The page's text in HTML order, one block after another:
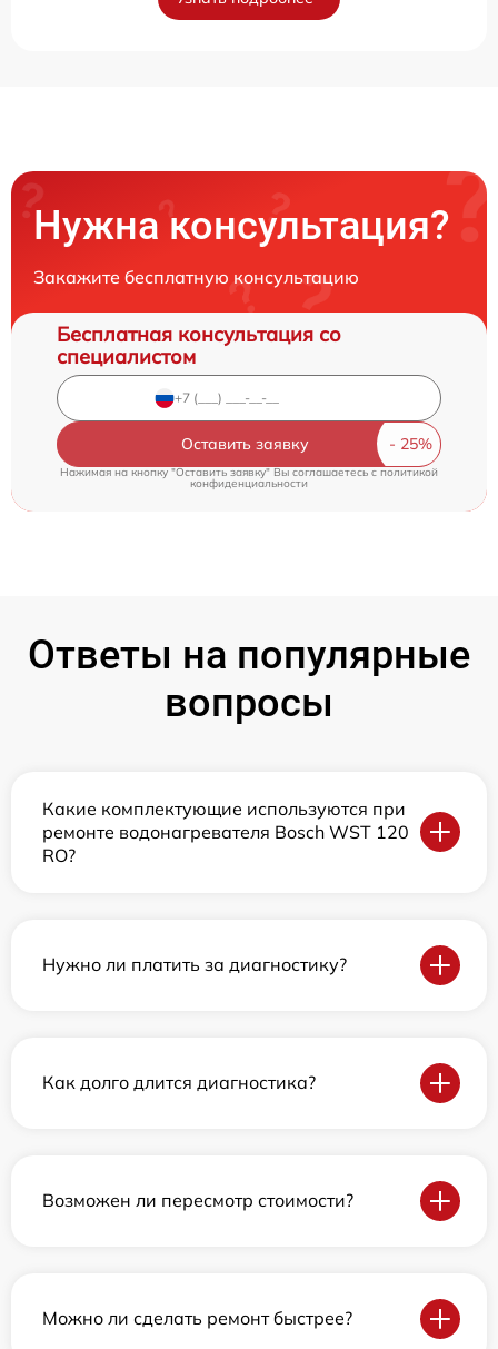
Нужна консультация?
Закажите бесплатную консультацию
Бесплатная консультация со
специалистом
Оставить заявку
Нажимая на кнопку "Оставить заявку" Вы соглашаетесь cполитикой
конфиденциальности
Ответы на популярные
вопросы
Какие комплектующие используются при
ремонте водонагревателя Bosch WST 120
RO?
Нужно ли платить за диагностику?
Как долго длится диагностика?
Возможен ли пересмотр стоимости?
Можно ли сделать ремонт быстрее?